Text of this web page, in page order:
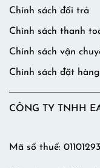
Chính sách đổi trả
Chính sách thanh
Chính sách vận
Chính sách đặt
CÔNG TY TNHH
Mã số thuế: